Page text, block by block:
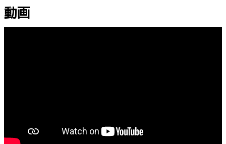
動画